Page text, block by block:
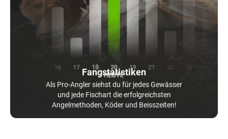
Fangstatistiken
Als Pro-Angler siehst du für jedes Gewässer
und jede Fischart die erfolgreichsten
Angelmethoden, Köder und Beisszeiten!